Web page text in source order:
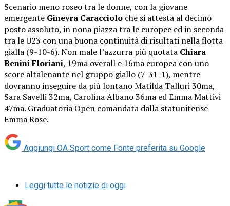
Scenario meno roseo tra le donne, con la giovane
emergente Ginevra Caracciolo che si attesta al decimo
posto assoluto, in nona piazza tra le europee ed in seconda
tra le U23 con una buona continuità di risultati nella flotta
gialla (9-10-6). Non male l’azzurra più quotata Chiara
Benini Floriani, 19ma overall e 16ma europea con uno
score altalenante nel gruppo giallo (7-31-1), mentre
dovranno inseguire da più lontano Matilda Talluri 30ma,
Sara Savelli 32ma, Carolina Albano 36ma ed Emma Mattivi
47ma. Graduatoria Open comandata dalla statunitense
Emma Rose.
Aggiungi OA Sport come Fonte preferita su Google
Leggi tutte le notizie di oggi